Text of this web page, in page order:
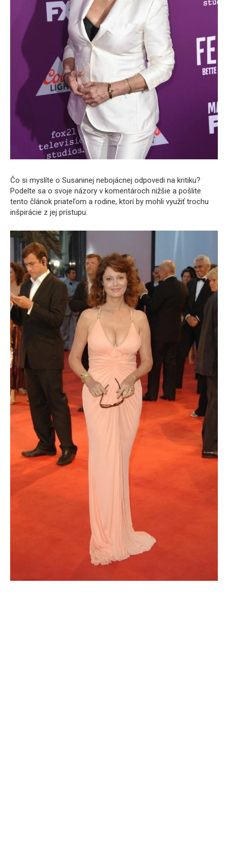
Čo si myslíte o Susaninej nebojácnej odpovedi na kritiku?
Podelte sa o svoje názory v komentároch nižšie a pošlite
tento článok priateľom a rodine, ktorí by mohli využiť trochu
inšpirácie z jej prístupu.